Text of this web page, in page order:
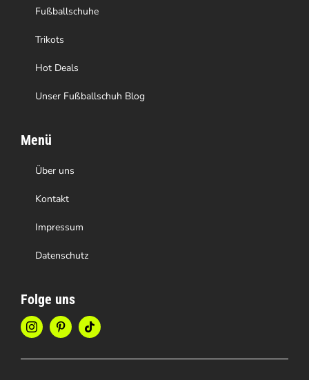
Produktseite
gewählt
werden
Fußballschuhe
Trikots
Hot Deals
Unser Fußballschuh Blog
Menü
Über uns
Kontakt
Impressum
Datenschutz
Folge uns